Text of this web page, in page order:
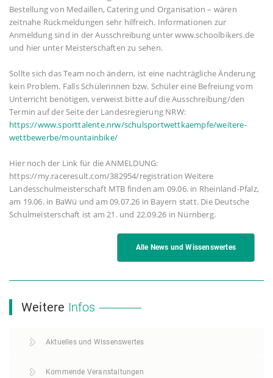
Bestellung von Medaillen, Catering und Organisation – wären
zeitnahe Rückmeldungen sehr hilfreich. Informationen zur
Anmeldung sind in der Ausschreibung unter www.schoolbikers.de
und hier unter Meisterschaften zu sehen.
Sollte sich das Team noch ändern, ist eine nachträgliche Änderung
kein Problem. Falls Schülerinnen bzw. Schüler eine Befreiung vom
Unterricht benötigen, verweist bitte auf die Ausschreibung/den
Termin auf der Seite der Landesregierung NRW:
https://www.sporttalente.nrw/schulsportwettkaempfe/weitere-
wettbewerbe/mountainbike/
Hier noch der Link für die ANMELDUNG:
https://my.raceresult.com/382954/registration Weitere
Landesschulmeisterschaft MTB finden am 09.06. in Rheinland-Pfalz,
am 19.06. in BaWü und am 09.07.26 in Bayern statt. Die Deutsche
Schulmeisterschaft ist am 21. und 22.09.26 in Nürnberg.
Alle News und Wissenswertes
Weitere Infos
Aktuelles und Wissenswertes
Kommende Veranstaltungen